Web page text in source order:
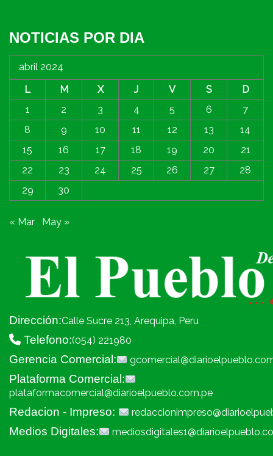
NOTICIAS POR DIA
abril 2024
L
M X J V S
D
1
2 3 4 5 6
7
8
9 10 11 12 13
14
15
16 17 18 19 20
21
22
23 24 25 26 27
28
29
30
« Mar May »
Dirección:Calle Sucre 213, Arequipa, Peru
Telefono:(054) 221980
Gerencia Comercial:
Plataforma Comercial:
plataformacomercial@diarioelpueblo.com.pe
Redacion - Impreso:
Medios Digitales: